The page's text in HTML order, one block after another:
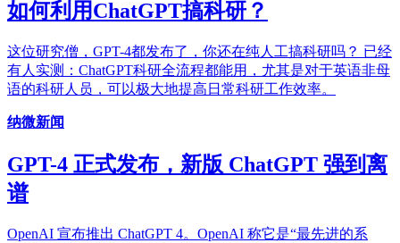
如何利用ChatGPT搞科研？
这位研究僧，GPT-4都发布了，你还在纯人工搞科研吗？ 已经
有人实测：ChatGPT科研全流程都能用，尤其是对于英语非母
语的科研人员，可以极大地提高日常科研工作效率。
纳微新闻
GPT-4 正式发布，新版 ChatGPT 强到离
谱
OpenAI 宣布推出 ChatGPT 4。OpenAI 称它是“最先进的系